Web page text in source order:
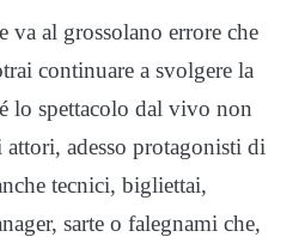
va al grossolano errore che
continuare a svolgere la
lo spettacolo dal vivo non
adesso protagonisti di
tecnici, bigliettai,
sarte o falegnami che,